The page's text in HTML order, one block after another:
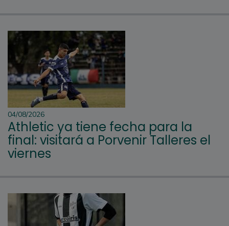
04/08/2026
Athletic ya tiene fecha para la
final: visitará a Porvenir Talleres el
viernes